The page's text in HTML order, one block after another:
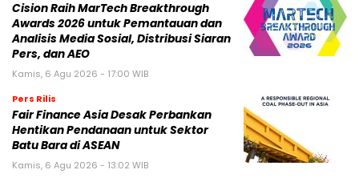
Cision Raih MarTech Breakthrough
Awards 2026 untuk Pemantauan dan
Analisis Media Sosial, Distribusi Siaran
Pers, dan AEO
Kamis, 6 Agu 2026 - 17:00 WIB
Pers Rilis
Fair Finance Asia Desak Perbankan
Hentikan Pendanaan untuk Sektor
Batu Bara di ASEAN
Kamis, 6 Agu 2026 - 13:02 WIB